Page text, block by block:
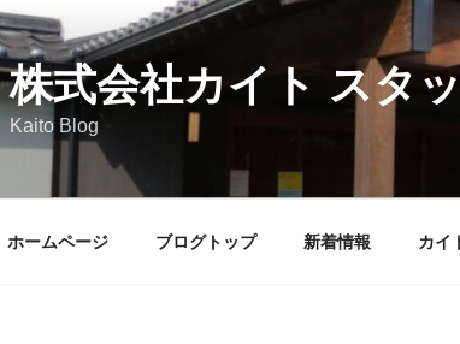
株式会社カイト スタ
Kaito Blog
ホームページ ブログトップ 新着情報 カイ